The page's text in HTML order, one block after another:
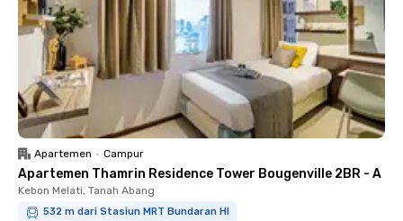
Apartemen • Campur
Apartemen Thamrin Residence Tower Bougenville 2BR - A
Kebon Melati, Tanah Abang
532 m dari Stasiun MRT Bundaran HI